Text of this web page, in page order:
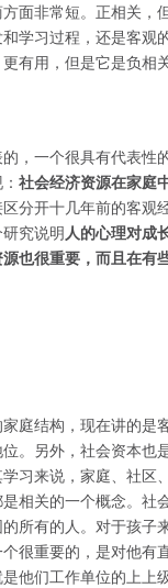
面非常短。正相关，
学习过程，还是客观
有用，但是它是负相关
，一个很具有代表性
社会经济资源在家庭
分开十几年前的客观
究说明 人的心理对成
也很重要，而且在有
庭结构，现在讲的是
。另外，社会资本也
习来说，家庭、社区
相关的一个概念。社
所有的人。对于孩子
很重要的，是对他有
他们工作单位的上上